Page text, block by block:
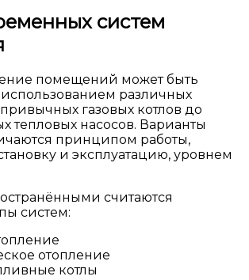
систем
помещений может быть
различных
газовых котлов до
тепловых насосов. Варианты
принципом работы,
и эксплуатацию, уровнем
считаются
систем:
отопление
котлы